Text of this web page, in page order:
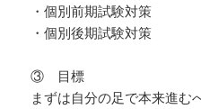
・個別前期試験対策
・個別後期試験対策
③ 目標
まずは自分の足で本来進む